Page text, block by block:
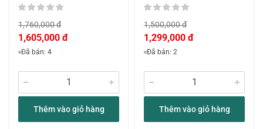
1,760,000 đ
1,605,000 đ
Đã bán: 4
Thêm vào giỏ hàng
1,500,000 đ
1,299,000 đ
Đã bán: 2
Thêm vào giỏ hàng